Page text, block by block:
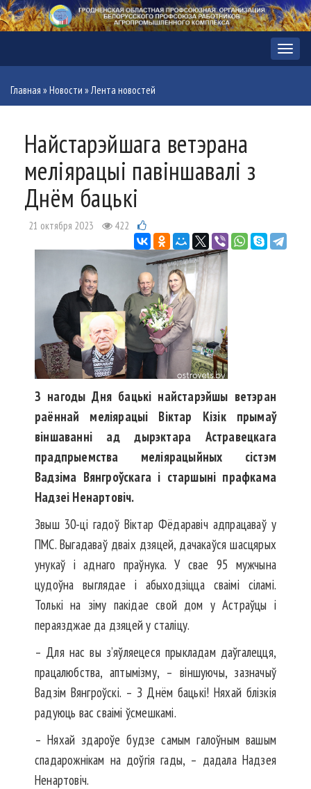
Меню
Главная »Новости »Лента новостей
Найстарэйшага ветэрана
меліярацыі павіншавалі з
Днём бацькі
21 октября 2023 422
З нагоды Дня бацькі найстарэйшы ветэран
раённай меліярацыі Віктар Кізік прымаў
віншаванні ад дырэктара Астравецкага
прадпрыемства меліярацыйных сістэм
Вадзіма Вянгроўскага і старшыні прафкама
Надзеі Ненартовіч.
Звыш 30-ці гадоў Віктар Фёдаравіч адпрацаваў у
ПМС. Выгадаваў дваіх дзяцей, дачакаўся шасцярых
унукаў і аднаго праўнука. У свае 95 мужчына
цудоўна выглядае і абыходзіцца сваімі сіламі.
Толькі на зіму пакідае свой дом у Астраўцы і
пераязджае да дзяцей у сталіцу.
– Для нас вы з’яўляецеся прыкладам даўгалецця,
працалюбства, аптымізму, – віншуючы, зазначыў
Вадзім Вянгроўскі. – З Днём бацькі! Няхай блізкія
радуюць вас сваімі ўсмешкамі.
– Няхай здароўе будзе самым галоўным вашым
спадарожнікам на доўгія гады, – дадала Надзея
Ненартовіч.